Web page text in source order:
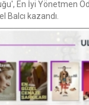
En İyi Yönetmen
Balcı kazandı.